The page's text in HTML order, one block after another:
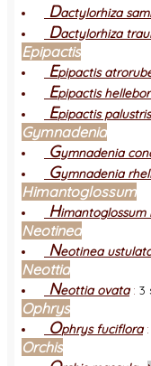
Dactylorhiza
Dactylorhiza
Epipactis
Epipactis
Epipactis
Epipactis palustris
Gymnadenia
Gymnadenia
Gymnadenia
Himantoglossum
Himantoglossum
Neotinea
Neotinea
Neottia
Neottia ovata: 3
Ophrys
Ophrys fuciflora:
Orchis